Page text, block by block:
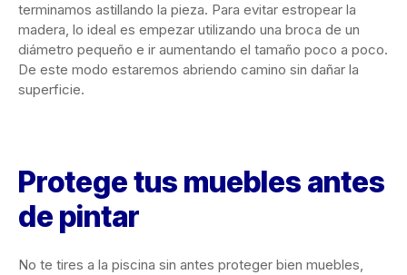
terminamos astillando la pieza. Para evitar estropear la
madera, lo ideal es empezar utilizando una broca de un
diámetro pequeño e ir aumentando el tamaño poco a poco.
De este modo estaremos abriendo camino sin dañar la
superficie.
Protege tus muebles antes
de pintar
No te tires a la piscina sin antes proteger bien muebles,